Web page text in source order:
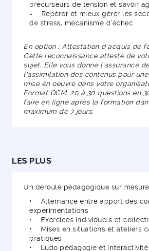
précurseurs de tension et savoir
- Repérer et mieux gérer les
de stress, mécanisme d’échec
En option : Attestation d'acquis de
Cette reconnaissance atteste de
sujet. Elle vous donne l'assurance
l'assimilation des contenus pour
mise en oeuvre dans votre
Format QCM, 20 à 30 questions en
faire en ligne après la formation
maximum de 7 jours.
LES PLUS
Un déroulé pédagogique sur
• Alternance entre apport des
expérimentations
• Exercices individuels et
• Mises en situations et ateliers
pratiques
• Ludo pédagogie et interactivité